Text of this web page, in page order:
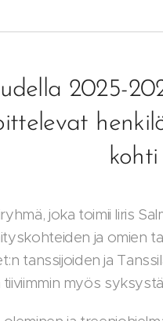
2025-
joka toimii Iiris
ja omien
tanssijoiden ja
tiiviimmin myös